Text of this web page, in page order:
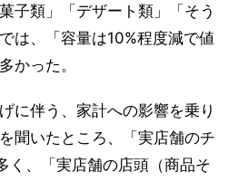
子類」「デザート類」「そう
は、「容量は10%程度減で値
かった。
に伴う、家計への影響を乗り
聞いたところ、「実店舗のチ
く、「実店舗の店頭（商品そ